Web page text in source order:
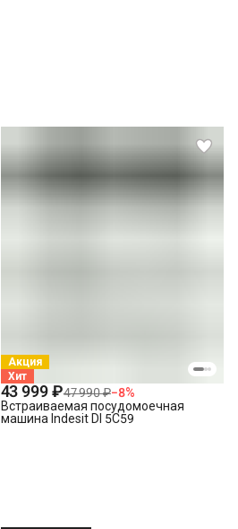
Акция
Хит
43 999 ₽47 990 ₽−8%
Встраиваемая посудомоечная
машина Indesit DI 5C59